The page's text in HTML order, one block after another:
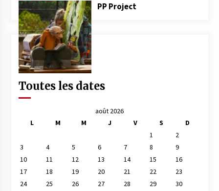
PP Project
Toutes les dates
août 2026
L
M M J V S
D
1
2
3
4 5 6 7 8
9
10
11 12 13 14 15
16
17
18 19 20 21 22
23
24
25 26 27 28 29
30